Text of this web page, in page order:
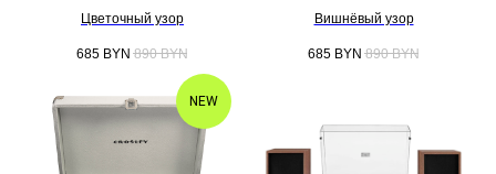
Цветочный узор
685 BYN 890 BYN
Вишнёвый узор
685 BYN 890 BYN
NEW